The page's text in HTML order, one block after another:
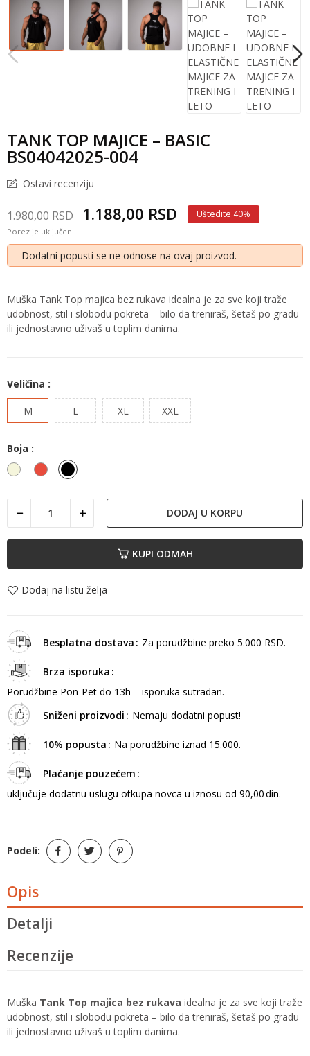
TANK TOP MAJICE – BASIC
BS04042025-004
Ostavi recenziju
1.980,00 RSD 1.188,00 RSD Uštedite 40%
Porez je uključen
Dodatni popusti se ne odnose na ovaj proizvod.
Muška Tank Top majica bez rukava idealna je za sve koji traže
udobnost, stil i slobodu pokreta – bilo da treniraš, šetaš po gradu
ili jednostavno uživaš u toplim danima.
Veličina :
M L XL XXL
Boja :
Bež
CrvenaCrna
DODAJ U KORPU
KUPI ODMAH
Dodaj na listu želja
Besplatna dostava Za porudžbine preko 5.000 RSD.
Brza isporuka
Porudžbine Pon-Pet do 13h – isporuka sutradan.
Sniženi proizvodi
Nemaju dodatni popust!
10% popusta Na porudžbine iznad 15.000.
Plaćanje pouzećem
uključuje dodatnu uslugu otkupa novca u iznosu od 90,00 din.
Podeli:
Opis
Detalji
Recenzije
Muška Tank Top majica bez rukava idealna je za sve koji traže
udobnost, stil i slobodu pokreta – bilo da treniraš, šetaš po gradu
ili jednostavno uživaš u toplim danima.